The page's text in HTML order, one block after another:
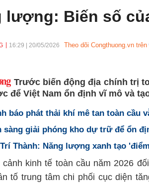
lượng: Biến số
16:29 20/05/2026 Theo dõi Congthuong.vn trên
Trước biến động địa chính trị
để Việt Nam ổn định vĩ mô và
báo phát thải khí mê tan toàn cầu
sàng giải phóng kho dự trữ để ổn
Thành: Năng lượng xanh tạo
cảnh kinh tế toàn cầu năm 2026
tố trung tâm chi phối cục diện